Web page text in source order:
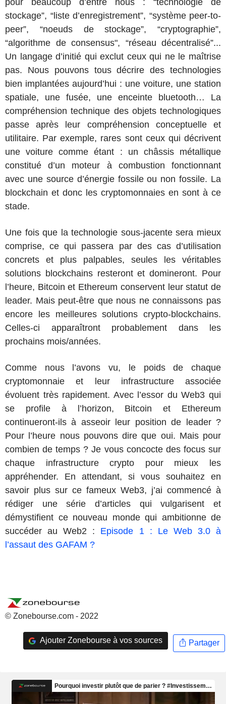
stockage”, “liste d’enregistrement”, “système peer-to-
peer”, “noeuds de stockage”, “cryptographie”,
“algorithme de consensus", “réseau décentralisé”...
Un langage d’initié qui exclut ceux qui ne le maîtrise
pas. Nous pouvons tous décrire des technologies
bien implantées aujourd’hui : une voiture, une station
spatiale, une fusée, une enceinte bluetooth… La
compréhension technique des objets technologiques
passe après leur compréhension conceptuelle et
utilitaire. Par exemple, rares sont ceux qui décrivent
une voiture comme étant : un châssis métallique
constitué d’un moteur à combustion fonctionnant
avec une source d’énergie fossile ou non fossile. La
blockchain et donc les cryptomonnaies en sont à ce
stade.
Une fois que la technologie sous-jacente sera mieux
comprise, ce qui passera par des cas d’utilisation
concrets et plus palpables, seules les véritables
solutions blockchains resteront et domineront. Pour
l’heure, Bitcoin et Ethereum conservent leur statut de
leader. Mais peut-être que nous ne connaissons pas
encore les meilleures solutions crypto-blockchains.
Celles-ci apparaîtront probablement dans les
prochains mois/années.
Comme nous l’avons vu, le poids de chaque
cryptomonnaie et leur infrastructure associée
évoluent très rapidement. Avec l’essor du Web3 qui
se profile à l’horizon, Bitcoin et Ethereum
continueront-ils à asseoir leur position de leader ?
Pour l’heure nous pouvons dire que oui. Mais pour
combien de temps ? Je vous concocte des focus sur
chaque infrastructure crypto pour mieux les
appréhender. En attendant, si vous souhaitez en
savoir plus sur ce fameux Web3, j’ai commencé à
rédiger une série d’articles qui vulgarisent et
démystifient ce nouveau monde qui ambitionne de
succéder au Web2 : Episode 1 : Le Web 3.0 à
l’assaut des GAFAM ?
© Zonebourse.com - 2022
Ajouter Zonebourse à vos sources Partager